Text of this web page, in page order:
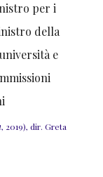
, 2019), dir. Greta